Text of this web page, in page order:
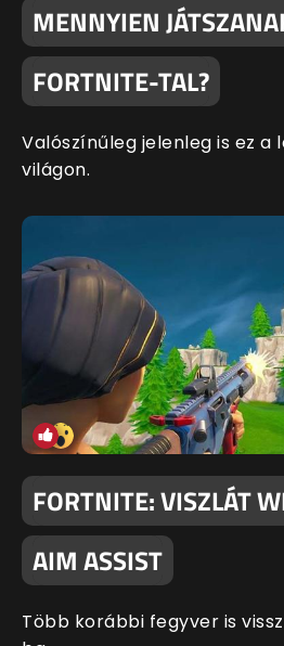
MENNYIEN
FORTNITE-TAL?
Valószínűleg jelenleg is ez
világon.
FORTNITE: VISZLÁT
AIM ASSIST
Több korábbi fegyver is